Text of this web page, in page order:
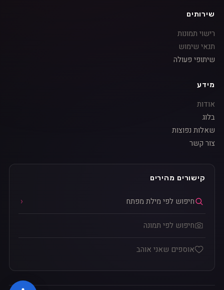
שירותים
רישוי תמונות
תנאי שימוש
שיתופי פעולה
מידע
אודות
בלוג
שאלות נפוצות
צור קשר
קישורים מהירים
חיפוש לפי מילת מפתח
חיפוש לפי תמונה
אוספים שאני אוהב